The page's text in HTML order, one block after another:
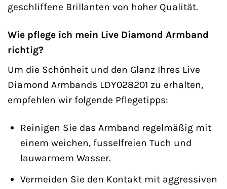
geschliffene Brillanten von hoher Qualität.
Wie pflege ich mein Live Diamond Armband
richtig?
Um die Schönheit und den Glanz Ihres Live
Diamond Armbands LDY028201 zu erhalten,
empfehlen wir folgende Pflegetipps:
Reinigen Sie das Armband regelmäßig mit
einem weichen, fusselfreien Tuch und
lauwarmem Wasser.
Vermeiden Sie den Kontakt mit aggressiven